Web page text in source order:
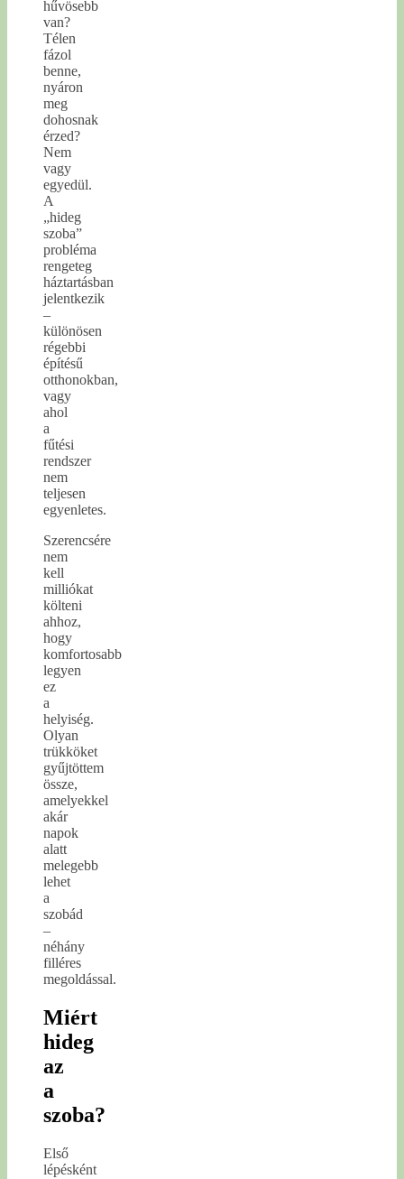
hűvösebb
van?
Télen
fázol
benne,
nyáron
meg
dohosnak
érzed?
Nem
vagy
egyedül.
A
„hideg
szoba”
probléma
rengeteg
háztartásban
jelentkezik
–
különösen
régebbi
építésű
otthonokban,
vagy
ahol
a
fűtési
rendszer
nem
teljesen
egyenletes.
Szerencsére
nem
kell
milliókat
költeni
ahhoz,
hogy
komfortosabb
legyen
ez
a
helyiség.
Olyan
trükköket
gyűjtöttem
össze,
amelyekkel
akár
napok
alatt
melegebb
lehet
a
szobád
–
néhány
filléres
megoldással.
Miért
hideg
az
a
szoba?
Első
lépésként